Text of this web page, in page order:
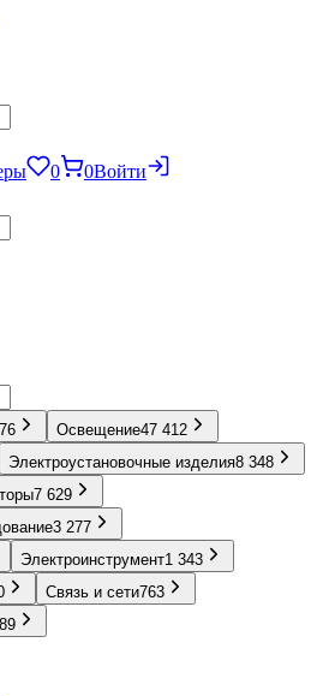
0 0Войти
Освещение47 412
Электроустановочные изделия8 348
7 629
3 277
Электроинструмент1 343
Связь и сети763